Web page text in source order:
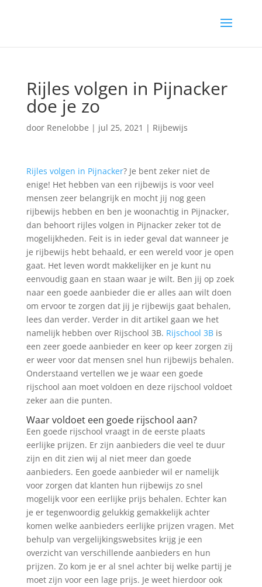
Rijles volgen in Pijnacker
doe je zo
door Renelobbe | jul 25, 2021 | Rijbewijs
Rijles volgen in Pijnacker? Je bent zeker niet de
enige! Het hebben van een rijbewijs is voor veel
mensen zeer belangrijk en mocht jij nog geen
rijbewijs hebben en ben je woonachtig in Pijnacker,
dan behoort rijles volgen in Pijnacker zeker tot de
mogelijkheden. Feit is in ieder geval dat wanneer je
je rijbewijs hebt behaald, er een wereld voor je open
gaat. Het leven wordt makkelijker en je kunt nu
eenvoudig gaan en staan waar je wilt. Ben jij op zoek
naar een goede aanbieder die er alles aan wilt doen
om ervoor te zorgen dat jij je rijbewijs gaat behalen,
lees dan verder. Verder in dit artikel gaan we het
namelijk hebben over Rijschool 3B. Rijschool 3Bis
een zeer goede aanbieder en keer op keer zorgen zij
er weer voor dat mensen snel hun rijbewijs behalen.
Onderstaand vertellen we je waar een goede
rijschool aan moet voldoen en deze rijschool voldoet
zeker aan die punten.
Waar voldoet een goede rijschool aan?
Een goede rijschool vraagt in de eerste plaats
eerlijke prijzen. Er zijn aanbieders die veel te duur
zijn en dit zien wij al niet meer dan goede
aanbieders. Een goede aanbieder wil er namelijk
voor zorgen dat klanten hun rijbewijs zo snel
mogelijk voor een eerlijke prijs behalen. Echter kan
je er tegenwoordig gelukkig gemakkelijk achter
komen welke aanbieders eerlijke prijzen vragen. Met
behulp van vergelijkingswebsites krijg je een
overzicht van verschillende aanbieders en hun
prijzen. Zo kom je er al snel achter bij welke partij je
moet zijn voor een lage prijs. Je weet hierdoor ook